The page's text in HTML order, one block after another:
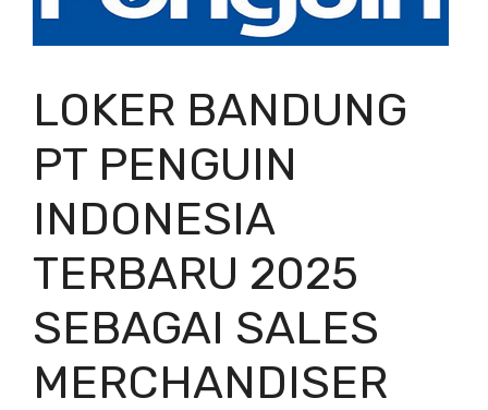
LOKER BANDUNG
PT PENGUIN
INDONESIA
TERBARU 2025
SEBAGAI SALES
MERCHANDISER